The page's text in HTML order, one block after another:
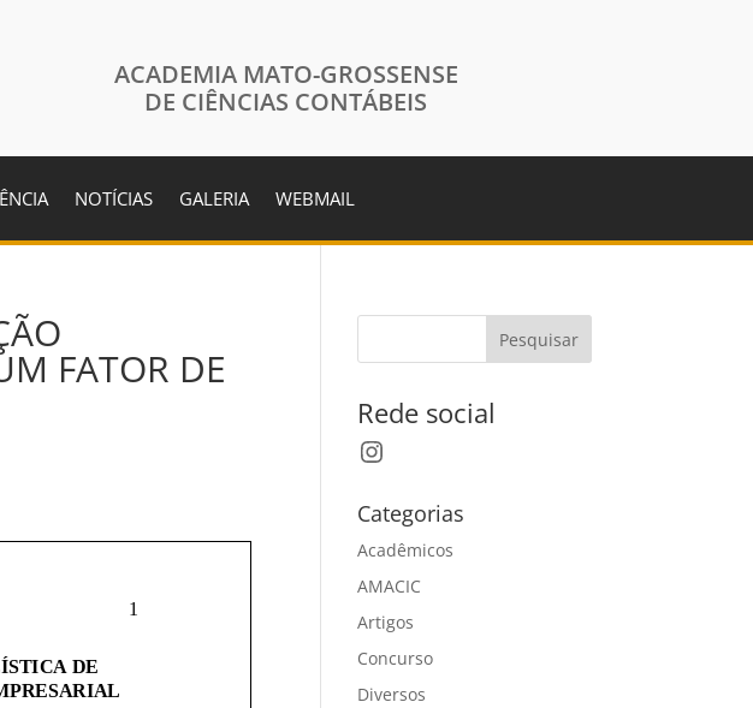
ACADEMIA MATO-GROSSENSE
DE CIÊNCIAS CONTÁBEIS
NOTÍCIAS GALERIA WEBMAIL
FATOR DE
Pesquisar
Rede social
Instagram
Categorias
Acadêmicos
AMACIC
Artigos
Concurso
Diversos